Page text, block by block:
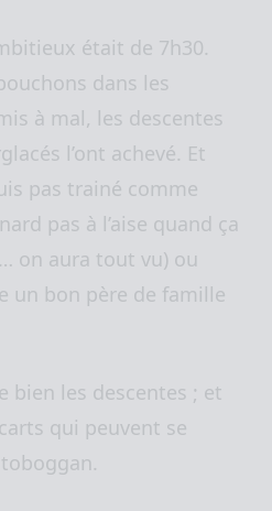
était de 7h30.
dans les
à mal, les descentes
l’ont achevé. Et
pas trainé comme
pas à l’aise quand ça
on aura tout vu) ou
un bon père de famille
bien les descentes ; et
qui peuvent se